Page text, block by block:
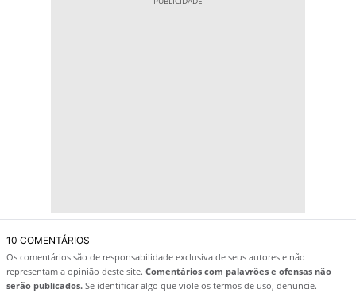
10 COMENTÁRIOS
Os comentários são de responsabilidade exclusiva de seus autores e não
representam a opinião deste site. Comentários com palavrões e ofensas não
serão publicados. Se identificar algo que viole os termos de uso, denuncie.